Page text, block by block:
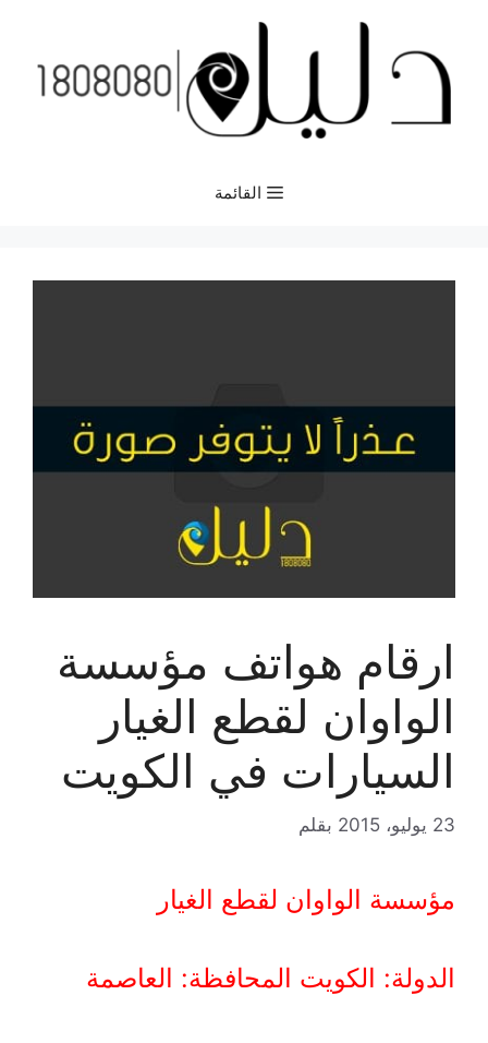
المحتوى
القائمة
ارقام هواتف مؤسسة
الواوان لقطع الغيار
السيارات في الكويت
23 يوليو، 2015 بقلم
مؤسسة الواوان لقطع الغيار
الدولة: الكويت المحافظة: العاصمة